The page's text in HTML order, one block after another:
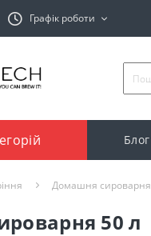
Графік роботи
Блог
Домашня сироварня
50 л